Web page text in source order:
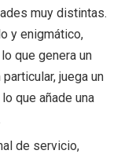
muy distintas.
y enigmático,
que genera un
juega un
que añade una
de servicio,